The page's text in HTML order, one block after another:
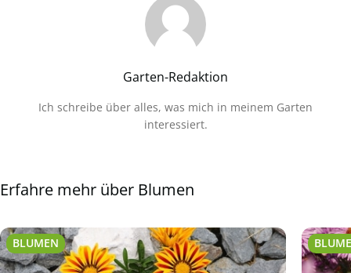
Garten-Redaktion
Ich schreibe über alles, was mich in meinem Garten
interessiert.
Erfahre mehr über Blumen
BLUMEN